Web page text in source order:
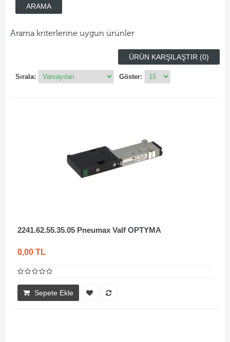
Arama kriterlerine uygun ürünler
ÜRÜN KARŞILAŞTIR (0)
Sırala: Göster:
2241.62.55.35.05 Pneumax Valf OPTYMA
0,00 TL
Sepete Ekle